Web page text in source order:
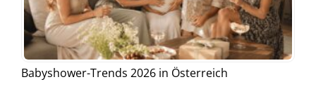
Babyshower-Trends 2026 in Österreich